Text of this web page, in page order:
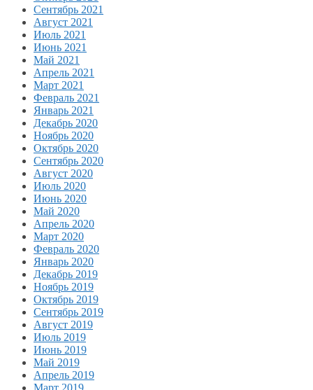
Сентябрь 2021
Август 2021
Июль 2021
Июнь 2021
Май 2021
Апрель 2021
Март 2021
Февраль 2021
Январь 2021
Декабрь 2020
Ноябрь 2020
Октябрь 2020
Сентябрь 2020
Август 2020
Июль 2020
Июнь 2020
Май 2020
Апрель 2020
Март 2020
Февраль 2020
Январь 2020
Декабрь 2019
Ноябрь 2019
Октябрь 2019
Сентябрь 2019
Август 2019
Июль 2019
Июнь 2019
Май 2019
Апрель 2019
Март 2019